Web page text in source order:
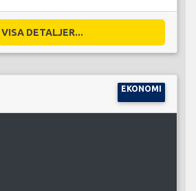
VISA DETALJER...
EKONOMI